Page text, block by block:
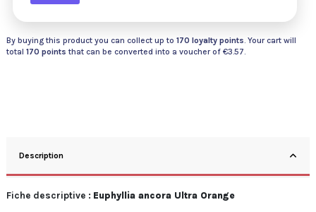
By buying this product you can collect up to 170 loyalty points . Your cart will
total 170 points that can be converted into a voucher of €3.57
Description
Fiche descriptive : Euphyllia ancora Ultra Orange